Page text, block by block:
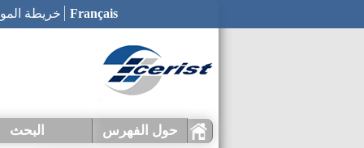
حول الفهرس البحث